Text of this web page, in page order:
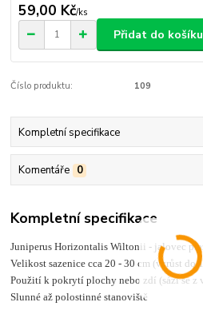
59,00 Kč/ks
Přidat do košíku
Číslo produktu: 109
Kompletní specifikace
Komentáře 0
Kompletní specifikace
Juniperus Horizontalis Wiltonii - jalovec
Velikost sazenice cca 20 - 30 cm (vzrůst do
Použití k pokrytí plochy nebo zdí (sází se z
Slunné až polostinné stanoviště